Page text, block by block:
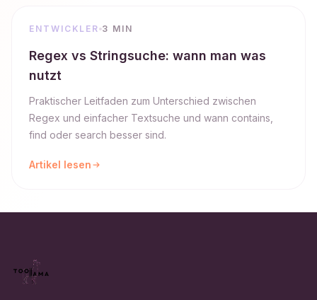
ENTWICKLER 3 MIN
Regex vs Stringsuche: wann man was
nutzt
Praktischer Leitfaden zum Unterschied zwischen
Regex und einfacher Textsuche und wann contains,
find oder search besser sind.
Artikel lesen